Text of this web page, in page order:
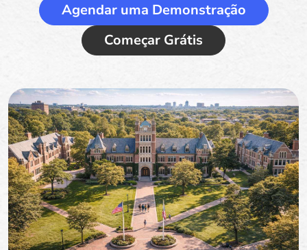
Agendar uma Demonstração
Começar Grátis